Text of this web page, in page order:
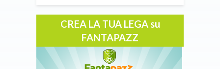
CREA LA TUA LEGA su
FANTAPAZZ